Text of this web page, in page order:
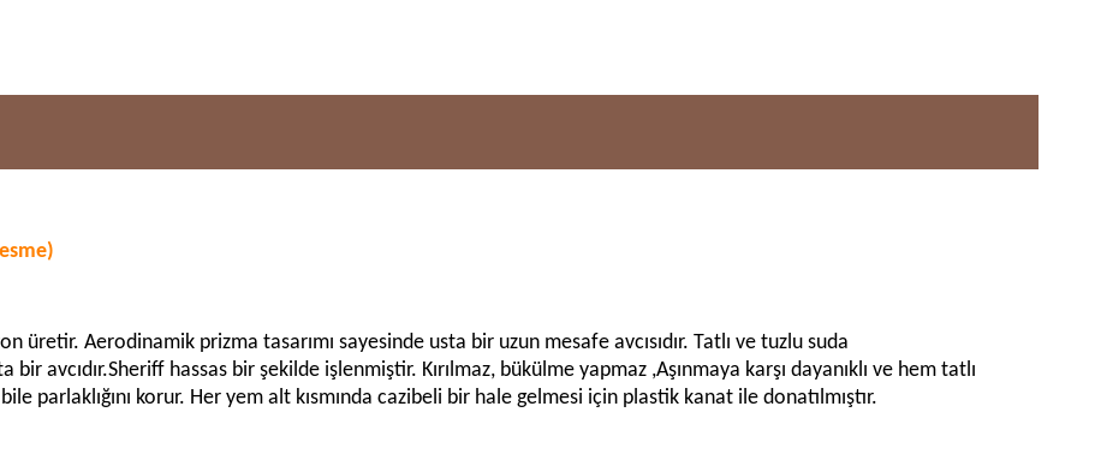
üretir. Aerodinamik prizma tasarımı sayesinde usta bir uzun mesafe avcısıdır. Tatlı ve tuzlu suda
avcıdır.Sheriff hassas bir şekilde işlenmiştir. Kırılmaz, bükülme yapmaz ,Aşınmaya karşı dayanıklı ve hem tatlı
parlaklığını korur. Her yem alt kısmında cazibeli bir hale gelmesi için plastik kanat ile donatılmıştır.